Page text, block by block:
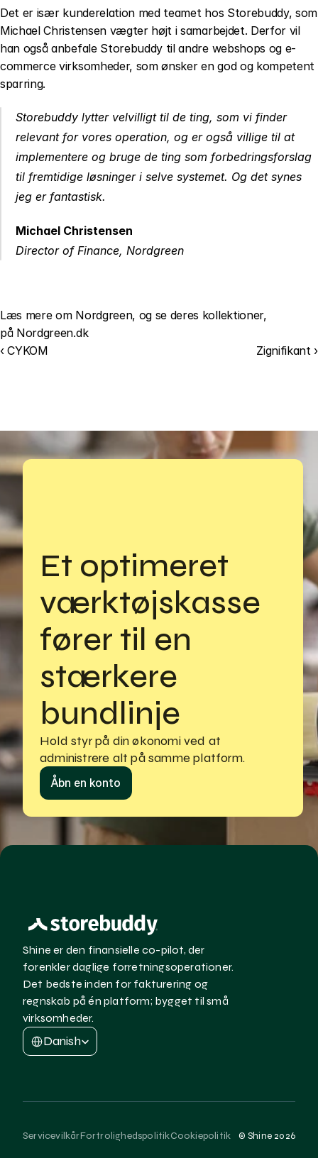
Det er især kunderelation med teamet hos Storebuddy, som
Michael Christensen vægter højt i samarbejdet. Derfor vil
han også anbefale Storebuddy til andre webshops og e-
commerce virksomheder, som ønsker en god og kompetent
sparring.
Storebuddy lytter velvilligt til de ting, som vi finder
relevant for vores operation, og er også villige til at
implementere og bruge de ting som forbedringsforslag
til fremtidige løsninger i selve systemet. Og det synes
jeg er fantastisk.
Michael Christensen
Director of Finance, Nordgreen
Læs mere om Nordgreen, og se deres kollektioner,
på Nordgreen.dk
‹ CYKOM
Zignifikant ›
Et optimeret
værktøjskasse
fører til en
stærkere
bundlinje
Hold styr på din økonomi ved at
administrere alt på samme platform.
Åbn en konto
Shine er den finansielle co-pilot, der
forenkler daglige forretningsoperationer.
Det bedste inden for fakturering og
regnskab på én platform; bygget til små
virksomheder.
Select Language
Danish
ServicevilkårFortrolighedspolitikCookiepolitik © Shine 2026